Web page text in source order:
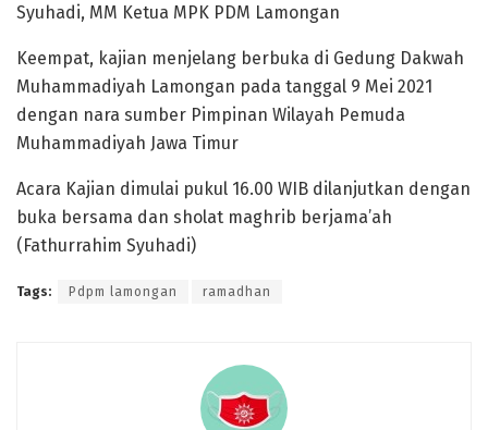
Syuhadi, MM Ketua MPK PDM Lamongan
Keempat, kajian menjelang berbuka di Gedung Dakwah
Muhammadiyah Lamongan pada tanggal 9 Mei 2021
dengan nara sumber Pimpinan Wilayah Pemuda
Muhammadiyah Jawa Timur
Acara Kajian dimulai pukul 16.00 WIB dilanjutkan dengan
buka bersama dan sholat maghrib berjama’ah
(Fathurrahim Syuhadi)
Tags: Pdpm lamongan ramadhan